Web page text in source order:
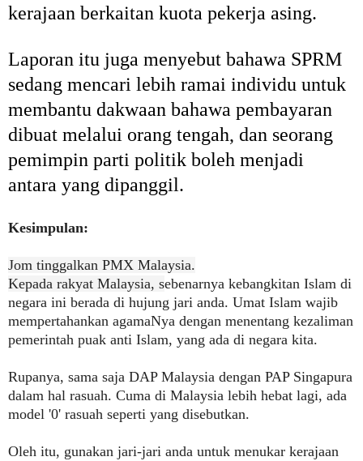
kerajaan berkaitan kuota pekerja asing.
Laporan itu juga menyebut bahawa SPRM
sedang mencari lebih ramai individu untuk
membantu dakwaan bahawa pembayaran
dibuat melalui orang tengah, dan seorang
pemimpin parti politik boleh menjadi
antara yang dipanggil.
Kesimpulan:
Jom tinggalkan PMX Malaysia.
Kepada rakyat Malaysia, sebenarnya kebangkitan Islam di
negara ini berada di hujung jari anda. Umat Islam wajib
mempertahankan agamaNya dengan menentang kezaliman
pemerintah puak anti Islam, yang ada di negara kita.
Rupanya, sama saja DAP Malaysia dengan PAP Singapura
dalam hal rasuah. Cuma di Malaysia lebih hebat lagi, ada
model '0' rasuah seperti yang disebutkan.
Oleh itu, gunakan jari-jari anda untuk menukar kerajaan